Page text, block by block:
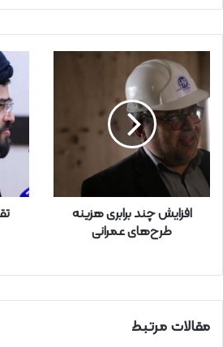
ی
و
ر
ا
ا
ر
افزایش چند برابری هزینه
طرح‌های عمرانی
مقالات مرتبط